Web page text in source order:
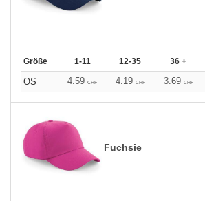
Größe 1-11 12-35 36 +
OS 4.59 CHF 4.19 CHF 3.69 CHF
Fuchsie